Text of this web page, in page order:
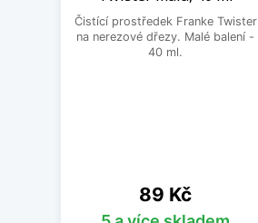
Čistící prostředek Franke Twister
na nerezové dřezy. Malé balení -
40 ml.
Cena
89 Kč